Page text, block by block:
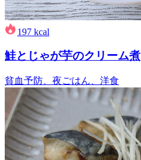
197 kcal
鮭とじゃが芋のクリーム煮
貧血予防、夜ごはん、洋食